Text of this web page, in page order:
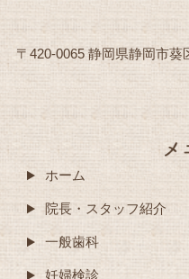
〒420-0065 静岡県静岡市葵
ホーム
院長・スタッフ紹介
一般歯科
妊婦検診